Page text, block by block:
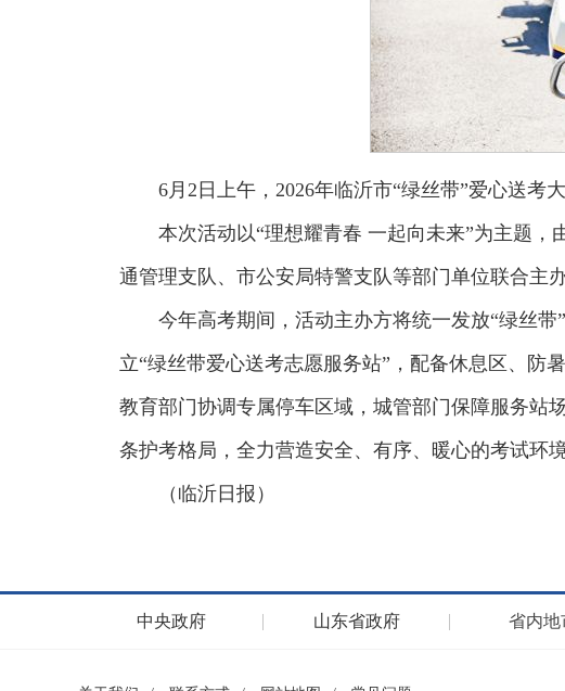
6月2日上午，2026年临沂市“绿丝带”爱心送
本次活动以“理想耀青春 一起向未来”为主题
通管理支队、市公安局特警支队等部门单位联合主
今年高考期间，活动主办方将统一发放“绿丝
立“绿丝带爱心送考志愿服务站”，配备休息区、防
教育部门协调专属停车区域，城管部门保障服务站
条护考格局，全力营造安全、有序、暖心的考试环境
（临沂日报）
中央政府 山东省政府 省内地